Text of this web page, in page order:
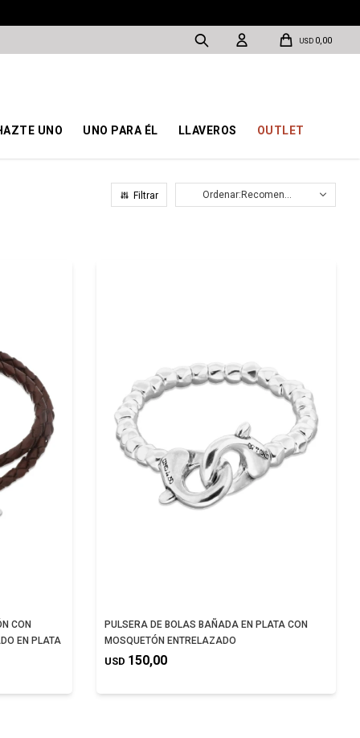
UNO UNO PARA ÉL LLAVEROS OUTLET
USD 0,00
Recomendados
CON
EN PLATA
PULSERA DE BOLAS BAÑADA EN PLATA CON
MOSQUETÓN ENTRELAZADO
USD 150,00